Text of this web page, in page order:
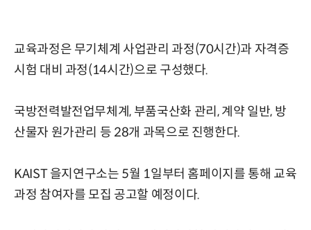
교육과정은 무기체계 사업관리 과정(70시간)과 자격증
시험 대비 과정(14시간)으로 구성했다.
국방전력발전업무체계, 부품국산화 관리, 계약 일반, 방
산물자 원가관리 등 28개 과목으로 진행한다.
KAIST 을지연구소는 5월 1일부터 홈페이지를 통해 교육
과정 참여자를 모집 공고할 예정이다.